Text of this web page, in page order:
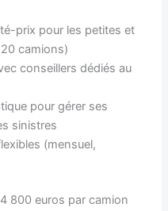
prix pour les petites et
camions)
conseillers dédiés au
pour gérer ses
sinistres
(mensuel,
800 euros par camion